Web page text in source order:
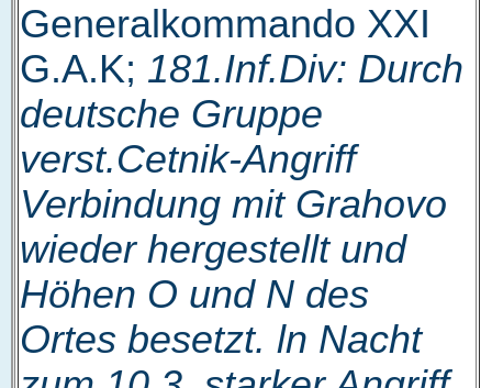
Generalkommando XXI
G.A.K; 181.Inf.Div: Durch
deutsche Gruppe
verst.Cetnik-Angriff
Verbindung mit Grahovo
wieder hergestellt und
Höhen O und N des
Ortes besetzt. ln Nacht